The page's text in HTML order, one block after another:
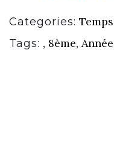
Categories:
Tags: , 8ème,